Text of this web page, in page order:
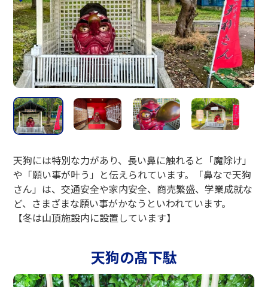
天狗には特別な力があり、長い鼻に触れると「魔除け」
や「願い事が叶う」と伝えられています。「鼻なで天狗
さん」は、交通安全や家内安全、商売繁盛、学業成就な
ど、さまざまな願い事がかなうといわれています。
【冬は山頂施設内に設置しています】
天狗の髙下駄